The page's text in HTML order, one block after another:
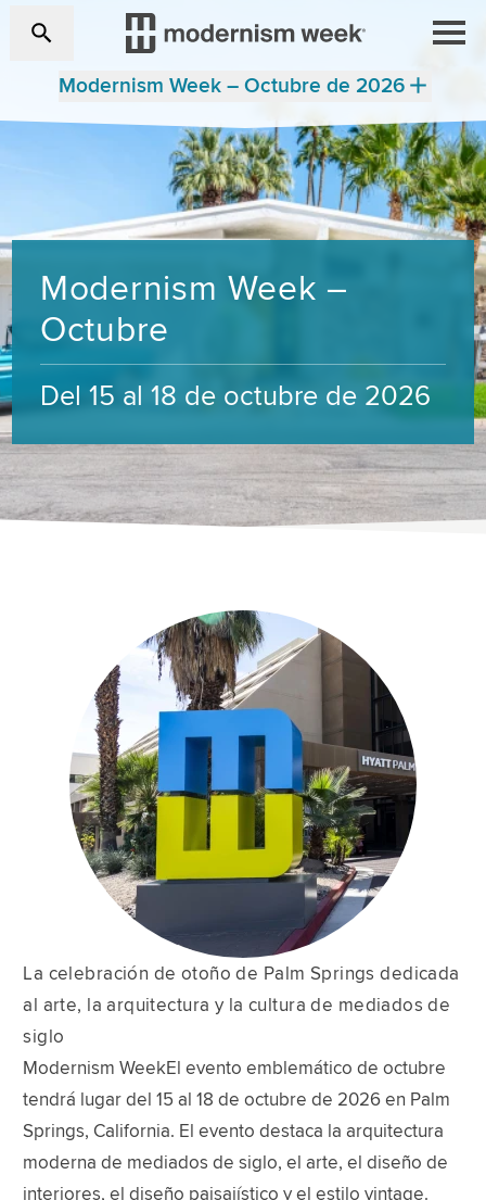
Modernism Week – Octubre de 2026
Modernism Week –
Octubre
Del 15 al 18 de octubre de 2026
La celebración de otoño de Palm Springs dedicada
al arte, la arquitectura y la cultura de mediados de
siglo
Modernism WeekEl evento emblemático de octubre
tendrá lugar del 15 al 18 de octubre de 2026 en Palm
Springs, California. El evento destaca la arquitectura
moderna de mediados de siglo, el arte, el diseño de
interiores, el diseño paisajístico y el estilo vintage.